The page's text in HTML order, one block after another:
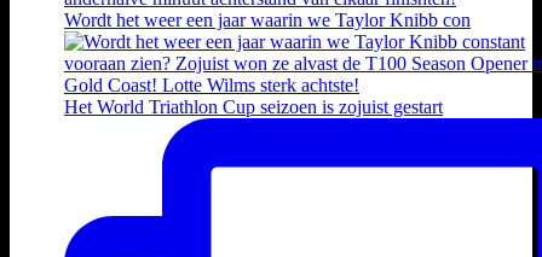
Wordt het weer een jaar waarin we Taylor Knibb con
Het World Triathlon Cup seizoen is zojuist gestart